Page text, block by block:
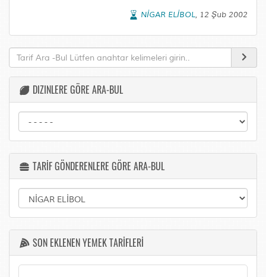
NİGAR ELİBOL, 12 Şub 2002
DIZINLERE GÖRE ARA-BUL
TARİF GÖNDERENLERE GÖRE ARA-BUL
SON EKLENEN YEMEK TARİFLERİ